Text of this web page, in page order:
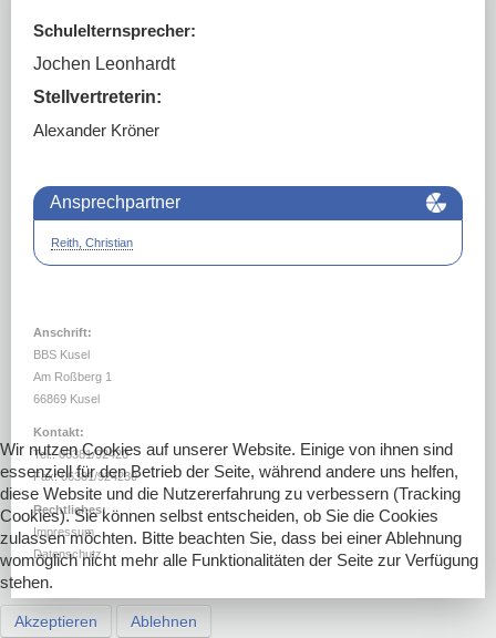
ORGANISATION
SCHULLEBEN
LINKS
Schulelternsprecher:
Jochen Leonhardt
Stellvertreterin:
Alexander Kröner
Ansprechpartner
Reith, Christian
Anschrift:
BBS Kusel
Am Roßberg 1
66869 Kusel
Kontakt:
Tel.: 06381/92420
Fax: 06381/924230
Rechtliches:
Impressum
Datenschutz
Wir nutzen Cookies auf unserer Website. Einige von ihnen sind
essenziell für den Betrieb der Seite, während andere uns helfen,
diese Website und die Nutzererfahrung zu verbessern (Tracking
Cookies). Sie können selbst entscheiden, ob Sie die Cookies
zulassen möchten. Bitte beachten Sie, dass bei einer Ablehnung
womöglich nicht mehr alle Funktionalitäten der Seite zur Verfügung
stehen.
Akzeptieren Ablehnen